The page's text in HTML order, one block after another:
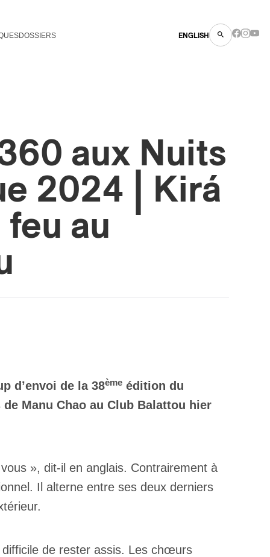
DOSSIERS ENGLISH
aux Nuits
2024 | Kirá
au
d’envoi de la 38ème édition du
Manu Chao au Club Balattou hier
», dit-il en anglais. Contrairement à
Il alterne entre ses deux derniers
difficile de rester assis. Les chœurs